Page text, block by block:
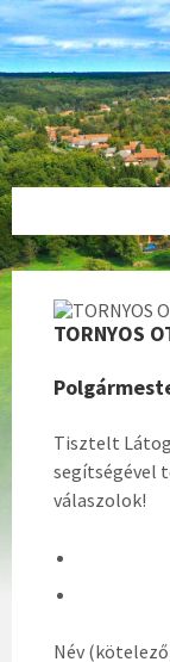
Skip
to
content
Skip
to
left
sidebar
Skip
to
footer
TORNYOS
Tisztelt
segítségével
válaszolok!
Név